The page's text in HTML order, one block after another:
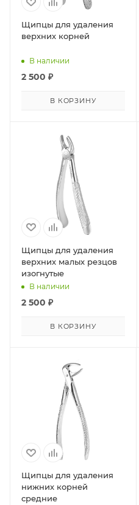
Щипцы для удаления
верхних корней
В наличии
2 500 ₽
В КОРЗИНУ
Щипцы для удаления
верхних малых резцов
изогнутые
В наличии
2 500 ₽
В КОРЗИНУ
Щипцы для удаления
нижних корней
средние